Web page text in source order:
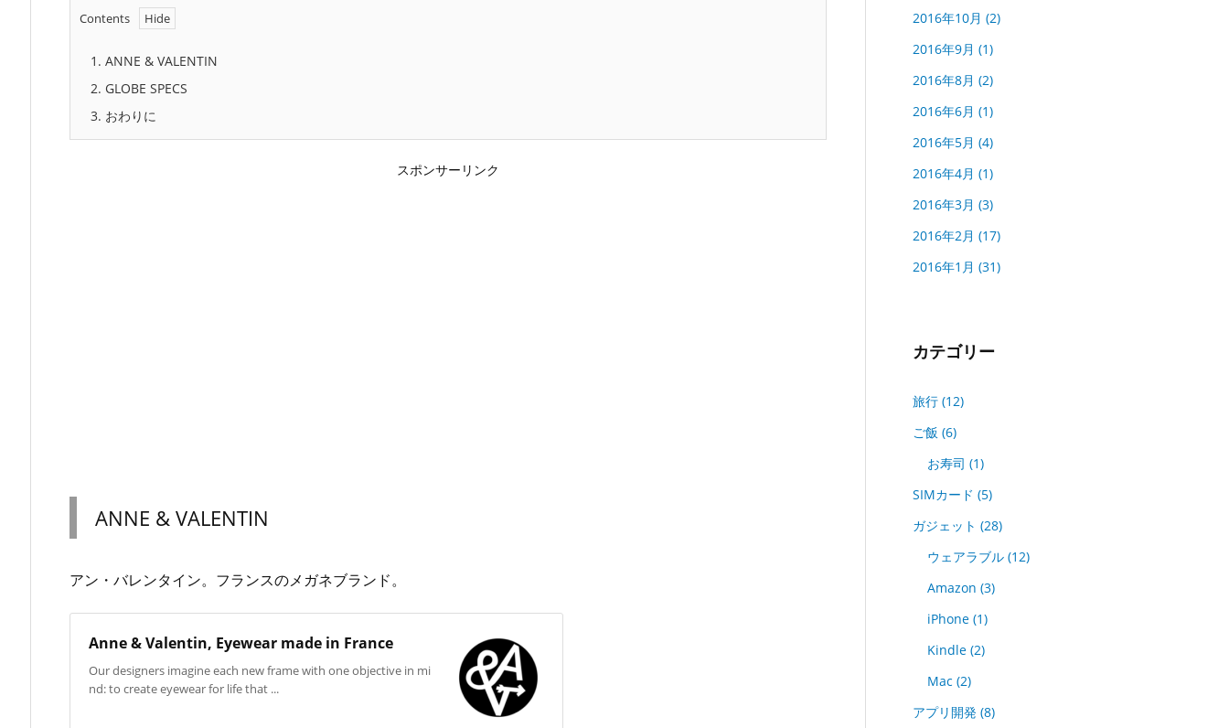
Contents
1. ANNE & VALENTIN
2. GLOBE SPECS
3. おわりに
スポンサーリンク
ANNE & VALENTIN
アン・バレンタイン。フランスのメガネブランド。
Anne & Valentin, Eyewear made in France
Our designers imagine each new frame with one objective in mi
nd: to create eyewear for life that ...
2016年10月 (2)
2016年9月 (1)
2016年8月 (2)
2016年6月 (1)
2016年5月 (4)
2016年4月 (1)
2016年3月 (3)
2016年2月 (17)
2016年1月 (31)
カテゴリー
旅行 (12)
ご飯 (6)
お寿司 (1)
SIMカード (5)
ガジェット (28)
ウェアラブル (12)
Amazon (3)
iPhone (1)
Kindle (2)
Mac (2)
アプリ開発 (8)